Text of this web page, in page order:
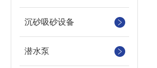
沉砂吸砂设备
潜水泵